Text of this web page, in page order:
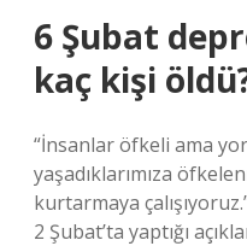
6 Şubat
kaç kişi
“İnsanlar öfkeli ama
yaşadıklarımıza
kurtarmaya
2 Şubat’ta yaptığı